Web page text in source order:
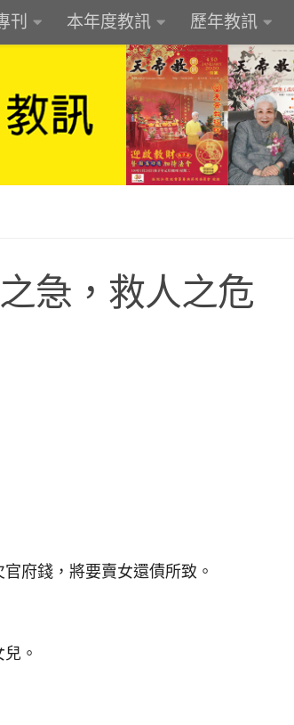
刊 本年度教訊 歷年教訊
急，救人之危
府錢，將要賣女還債所致。
。